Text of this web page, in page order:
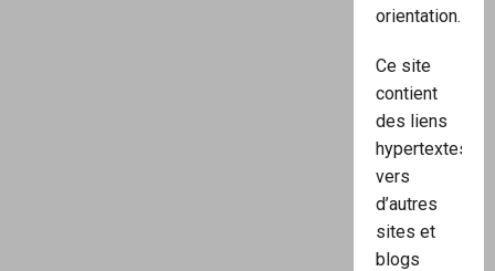
orientation.
Ce site
contient
des liens
hypertextes
vers
d’autres
sites et
blogs